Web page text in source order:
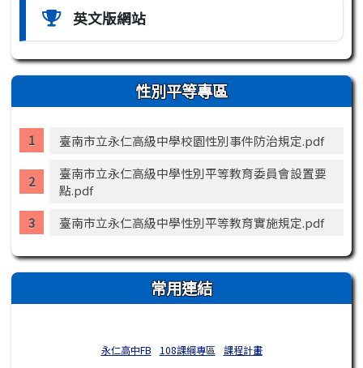
英文版網站
性別平等專區
臺南市立永仁高級中學校園性別事件防治規定.pdf
臺南市立永仁高級中學性別平等教育委員會設置要
點.pdf
臺南市立永仁高級中學性別平等教育實施規定.pdf
常用連結
永仁高中FB 108課綱專區 課程計畫